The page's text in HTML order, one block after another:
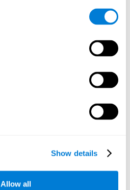
Show details
Allow all